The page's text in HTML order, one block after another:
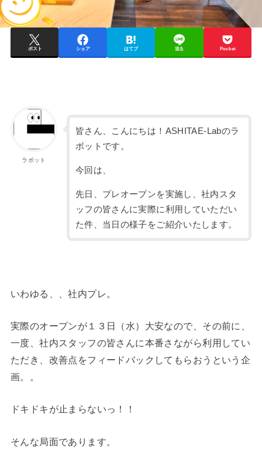
ポスト シェア はてブ 送る Pocket
ラボット
皆さん、こんにちは！ASHITAE-Labのラ
ボットです。
今回は、
先日、プレオープンを実施し、社内スタ
ッフの皆さんに実際に利用していただい
た件、当日の様子をご紹介いたします。
いわゆる、、社内プレ。
実際のオープンが１３日（水）大安なので、その前に、
一度、社内スタッフの皆さんに本番さながら利用してい
ただき、改善点をフィードバックしてもらおうという企
画。。
ドキドキが止まらないっ！！
そんな局面であります。